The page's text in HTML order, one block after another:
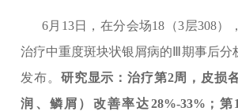
6月13日，在分会场18（3层308）
治疗中重度斑块状银屑病的Ⅲ期事后分
发布。 研究显示：治疗第2周，皮损
润、鳞屑）改善率达28%-33%；